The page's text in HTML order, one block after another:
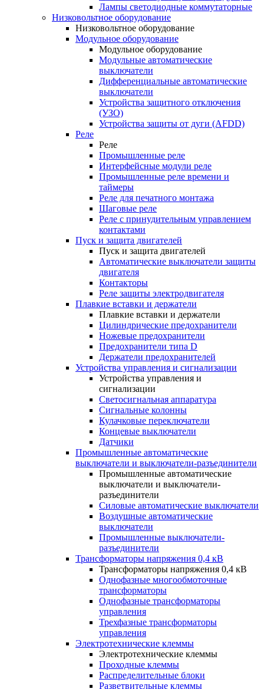
Лампы светодиодные коммутаторные
Низковольтное оборудование
Низковольтное оборудование
Модульное оборудование
Модульное оборудование
Модульные автоматические
выключатели
Дифференциальные автоматические
выключатели
Устройства защитного отключения
(УЗО)
Устройства защиты от дуги (AFDD)
Реле
Реле
Промышленные реле
Интерфейсные модули реле
Промышленные реле времени и
таймеры
Реле для печатного монтажа
Шаговые реле
Реле с принудительным управлением
контактами
Пуск и защита двигателей
Пуск и защита двигателей
Автоматические выключатели защиты
двигателя
Контакторы
Реле защиты электродвигателя
Плавкие вставки и держатели
Плавкие вставки и держатели
Цилиндрические предохранители
Ножевые предохранители
Предохранители типа D
Держатели предохранителей
Устройства управления и сигнализации
Устройства управления и
сигнализации
Светосигнальная аппаратура
Сигнальные колонны
Кулачковые переключатели
Концевые выключатели
Датчики
Промышленные автоматические
выключатели и выключатели-разъединители
Промышленные автоматические
выключатели и выключатели-
разъединители
Силовые автоматические выключатели
Воздушные автоматические
выключатели
Промышленные выключатели-
разъединители
Трансформаторы напряжения 0,4 кВ
Трансформаторы напряжения 0,4 кВ
Однофазные многообмоточные
трансформаторы
Однофазные трансформаторы
управления
Трехфазные трансформаторы
управления
Электротехнические клеммы
Электротехнические клеммы
Проходные клеммы
Распределительные блоки
Разветвительные клеммы